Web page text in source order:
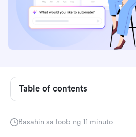
Basahin sa loob ng 11 minuto
Table of contents
Bakít mahalaga ang mga
Isama lahat sa isa: Piliin ang
CRM platform
Pinakamahuhusay na gawain
epektibong pagpapatupad